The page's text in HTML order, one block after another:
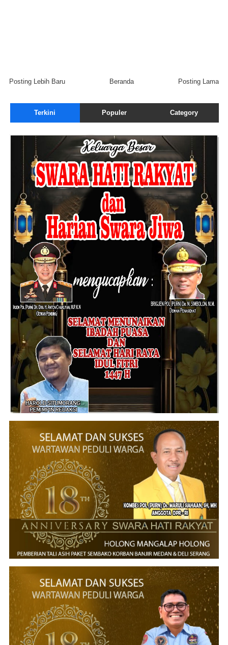
Posting Lebih Baru Posting Lama
Beranda
Terkini Populer Category